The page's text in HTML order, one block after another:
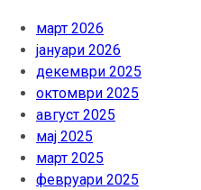
март 2026
јануари 2026
декември 2025
октомври 2025
август 2025
мај 2025
март 2025
февруари 2025